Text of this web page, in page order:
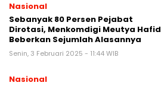
Nasional
Sebanyak 80 Persen Pejabat
Dirotasi, Menkomdigi Meutya Hafid
Beberkan Sejumlah Alasannya
Senin, 3 Februari 2025 - 11:44 WIB
Nasional